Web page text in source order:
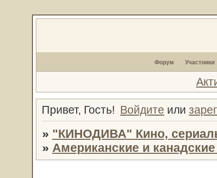
Форум Участники
Привет, Гость! Войдите или
» "КИНОДИВА" Кино,
» Американские и